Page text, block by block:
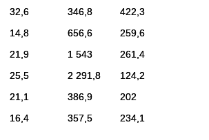
32,6 346,8
422,3
14,8 656,6
259,6
21,9 1 543
261,4
25,5 2 291,8
124,2
21,1 386,9
202
16,4 357,5 234,1